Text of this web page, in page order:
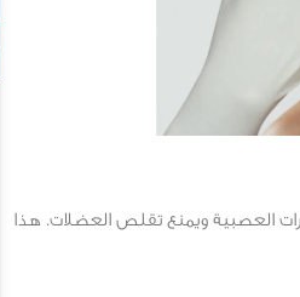
العصبية ويمنع تقلص العضلات. هذا